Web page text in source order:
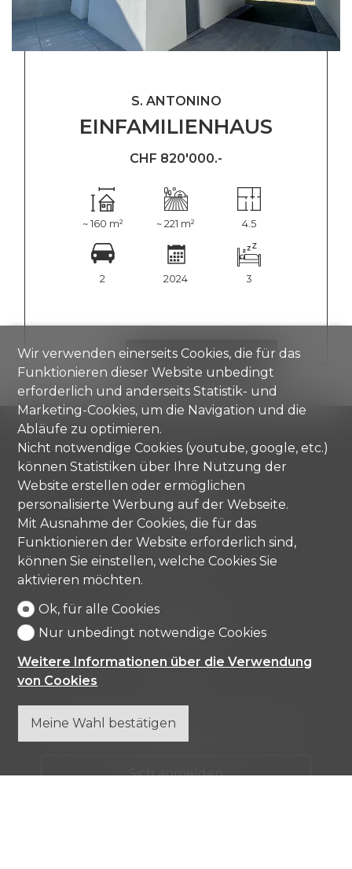
EINFAMILIENHAUS
S. ANTONINO
CHF 820'000.-
~ 160 m² ~ 221 m² 4.5
2 2024 3
DETAILS ANZEIGEN
Comisa SA
Strada di Gandria 4
6976 Castagnola
Tel. +41 91 971 67 00
info@comisa.ch
Startseite
Immobilienobjekte
Firma
Kontakt
Verpassen Sie keine Objekte, melden Sie sich
kostenlos an.
Sich anmelden
Wir verwenden einerseits Cookies, die für das
Funktionieren dieser Website unbedingt
erforderlich und anderseits Statistik- und
Marketing-Cookies, um die Navigation und die
Abläufe zu optimieren.
Nicht notwendige Cookies (youtube, google, etc.)
können Statistiken über Ihre Nutzung der
Website erstellen oder ermöglichen
personalisierte Werbung auf der Webseite.
Mit Ausnahme der Cookies, die für das
Funktionieren der Website erforderlich sind,
können Sie einstellen, welche Cookies Sie
aktivieren möchten.
Ok, für alle Cookies
Nur unbedingt notwendige Cookies
Weitere Informationen über die Verwendung
von Cookies
Meine Wahl bestätigen